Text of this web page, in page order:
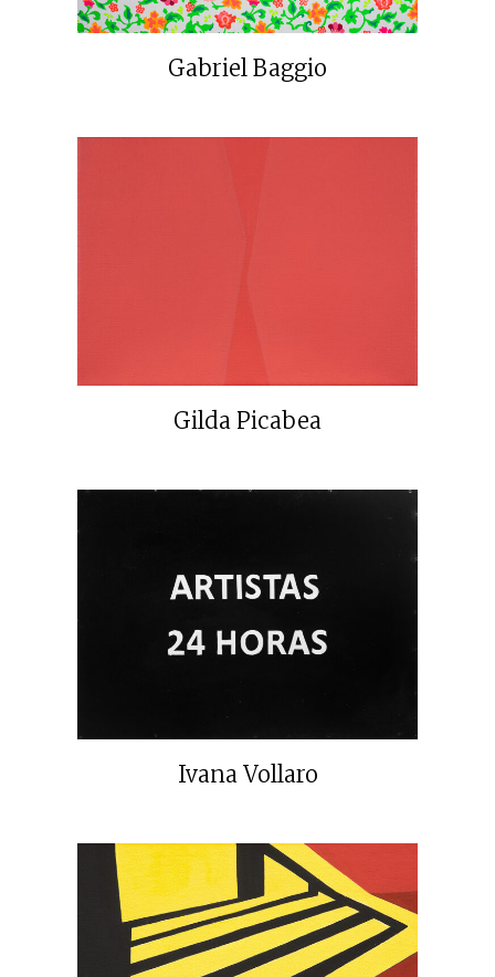
Gabriel Baggio
Gilda Picabea
Ivana Vollaro